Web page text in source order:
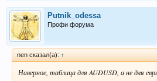
Putnik_odessa
Профи форума
nen сказал(а): ↑
Наверное, таблица для AUDUSD, а не для